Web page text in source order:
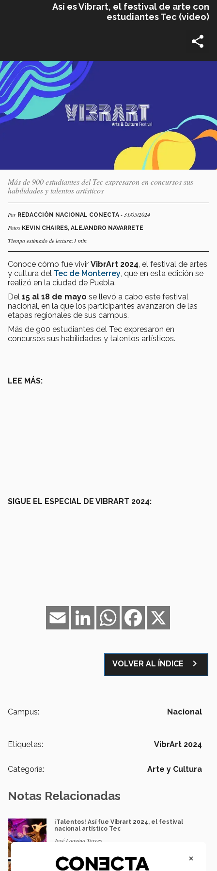
Así es Vibrart, el festival de arte con
estudiantes Tec (video)
Más de 900 estudiantes del Tec expresaron en concursos sus
habilidades y talentos artísticos
Por REDACCIÓN NACIONAL CONECTA - 31/05/2024
Fotos KEVIN CHAIRES, ALEJANDRO NAVARRETE
Tiempo estimado de lectura:1 min
Conoce cómo fue vivir VibrArt 2024 , el festival de artes
y cultura del Tec de Monterrey , que en esta edición se
realizó en la ciudad de Puebla.
Del 15 al 18 de mayo se llevó a cabo este festival
nacional, en la que los participantes avanzaron de las
etapas regionales de sus campus.
Más de 900 estudiantes del Tec expresaron en
concursos sus habilidades y talentos artísticos.
LEE MÁS:
SIGUE EL ESPECIAL DE VIBRART 2024:
Facebook
WhatsApp
LinkedIn
Email
VOLVER AL ÍNDICE navigate_next
Campus: Nacional
Etiquetas: VibrArt 2024
Categoría: Arte y Cultura
Notas Relacionadas
¡Talentos! Así fue Vibrart 2024, el festival
nacional artístico Tec
José Longino Torres
¡Su talento brilla! 25 estudiantes del Tec
destacados en VibrArt 2024
×